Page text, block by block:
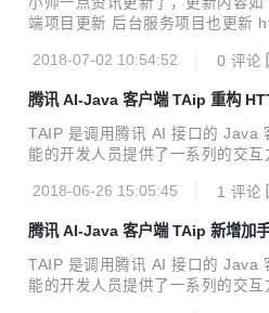
别】 人脸检测与分析、多...
端项目更新 后台服务项目也更新
微信扫一扫
2018-07-02 10:54:52 0 评论
腾讯 AI-Java 客户端 TAip 重构
TAIP 是调用腾讯 AI 接口的 Java
能的开发人员提供了一系列的交
代码重构、删除之前的HttpUtil代
一些限制，接口无法正常使用
Maven引入 <dependency>
upId> <artifactId>taip</
2018-06-26 15:05:45 1 评论
腾讯 AI-Java 客户端 TAip 新增加
TAIP 是调用腾讯 AI 接口的 Java
能的开发人员提供了一系列的交互